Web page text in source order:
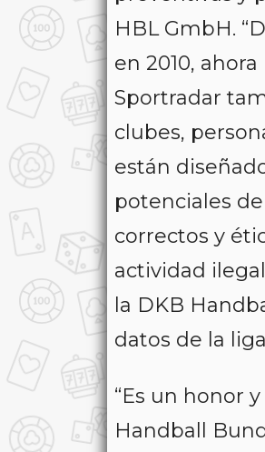
HBL GmbH.
en 2010,
Sportradar
clubes,
están
potenciales
correctos y
actividad
la DKB
datos de la
“Es un honor
Handball